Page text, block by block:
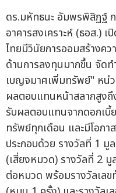
ดร.มหัทธนะ อัมพรพิสิฏฐ์
อาคารสงเคราะห์ (ธอส.)
ไทยมีวินัยการออมสร้างค
ด้านการลงทุนมากขึ้น จัด
เบญจมาศเพิ่มทรัพย์" หน่ว
ผลตอบแทนหน้าสลากสูง
รับผลตอบแทนจากดอกเบี้
ทรัพย์ทุกเดือน และมีโอก
ประกอบด้วย รางวัลที่ 1 มู
(เสี่ยงหมวด) รางวัลที่ 2
ต่อหมวด พร้อมรางวัลเลข